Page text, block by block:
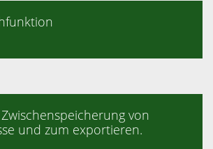
von
und zum exportieren.